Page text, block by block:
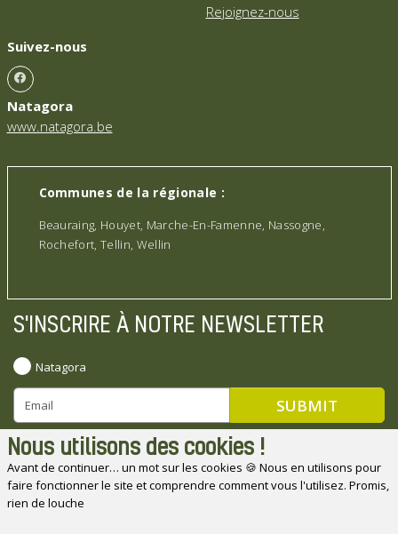
Nous utilisons des cookies !
Avant de continuer… un mot sur les cookies 🍪 Nous en utilisons pour
faire fonctionner le site et comprendre comment vous l'utilisez. Promis,
rien de louche
Rejoignez-nous
Suivez-nous
Natagora
www.natagora.be
Communes de la régionale :
Beauraing, Houyet, Marche-En-Famenne, Nassogne,
Rochefort, Tellin, Wellin
S'INSCRIRE À NOTRE NEWSLETTER
Natagora
Natagora souhaite remercier ses partenaires